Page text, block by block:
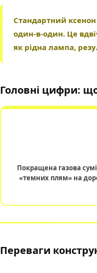
Стандартний
один-в-один. Це
як рідна лампа,
Головні цифри:
Покращена газова
«темних плям» на
Переваги